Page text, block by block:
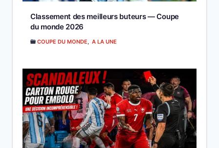
Classement des meilleurs buteurs — Coupe
du monde 2026
COUPE DU MONDE A LA UNE